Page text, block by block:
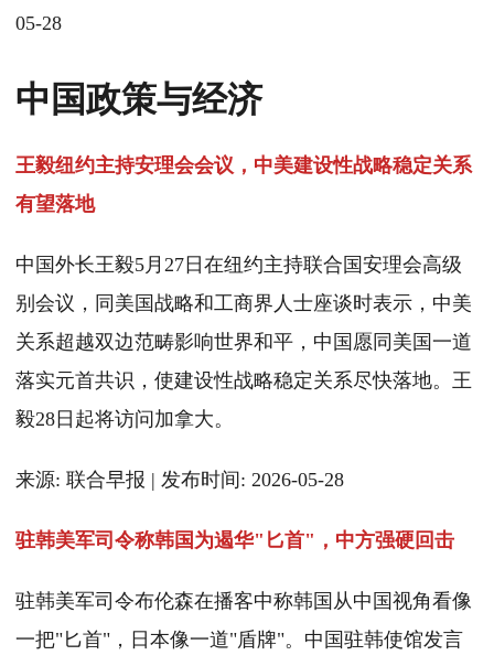
05-28
中国政策与经济
王毅纽约主持安理会会议，中美建设性战略稳定关系
有望落地
中国外长王毅5月27日在纽约主持联合国安理会高级
别会议，同美国战略和工商界人士座谈时表示，中美
关系超越双边范畴影响世界和平，中国愿同美国一道
落实元首共识，使建设性战略稳定关系尽快落地。王
毅28日起将访问加拿大。
来源: 联合早报 | 发布时间: 2026-05-28
驻韩美军司令称韩国为遏华"匕首"，中方强硬回击
驻韩美军司令布伦森在播客中称韩国从中国视角看像
一把"匕首"，日本像一道"盾牌"。中国驻韩使馆发言